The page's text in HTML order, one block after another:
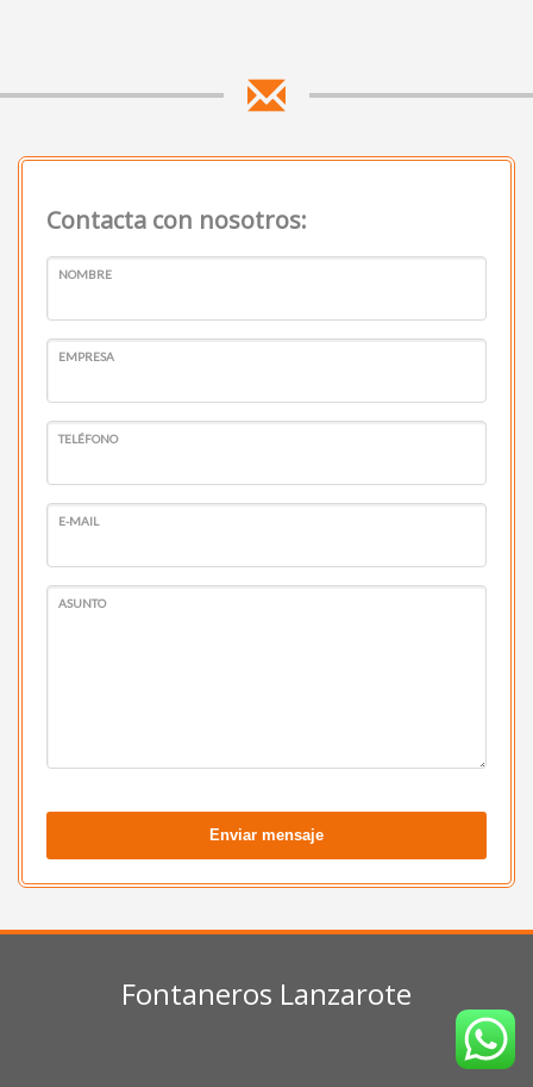
Contacta con nosotros:
NOMBRE
EMPRESA
TELÉFONO
E-MAIL
ASUNTO
Enviar mensaje
Fontaneros Lanzarote